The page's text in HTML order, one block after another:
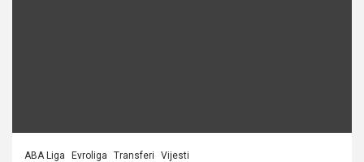
ABA Liga Evroliga Transferi Vijesti